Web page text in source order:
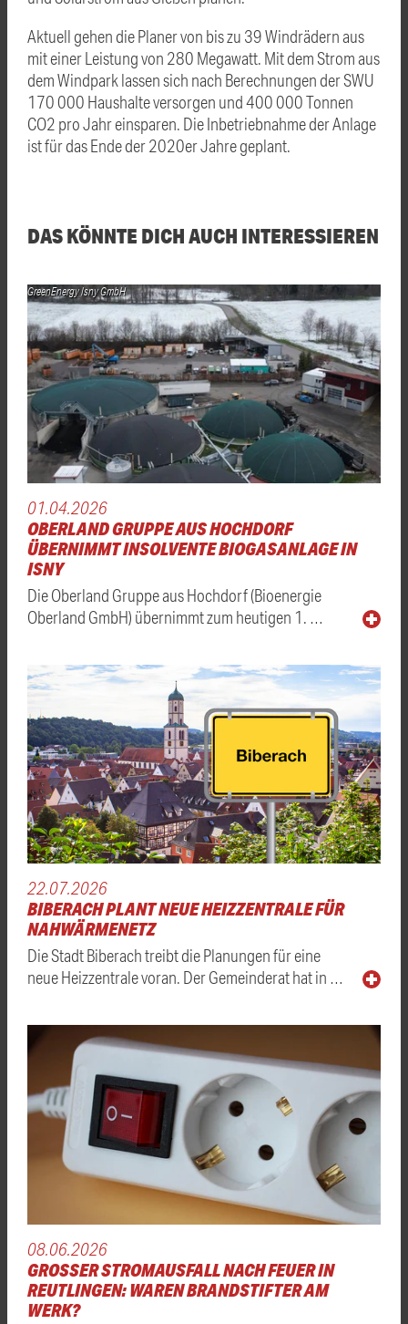
Aktuell gehen die Planer von bis zu 39 Windrädern aus
mit einer Leistung von 280 Megawatt. Mit dem Strom aus
dem Windpark lassen sich nach Berechnungen der SWU
170 000 Haushalte versorgen und 400 000 Tonnen
CO2 pro Jahr einsparen. Die Inbetriebnahme der Anlage
ist für das Ende der 2020er Jahre geplant.
DAS KÖNNTE DICH AUCH INTERESSIEREN
GreenEnergy Isny GmbH
01.04.2026
OBERLAND GRUPPE AUS HOCHDORF
ÜBERNIMMT INSOLVENTE BIOGASANLAGE IN
ISNY
Die Oberland Gruppe aus Hochdorf (Bioenergie
Oberland GmbH) übernimmt zum heutigen 1. …
22.07.2026
BIBERACH PLANT NEUE HEIZZENTRALE FÜR
NAHWÄRMENETZ
Die Stadt Biberach treibt die Planungen für eine
neue Heizzentrale voran. Der Gemeinderat hat in …
08.06.2026
GROSSER STROMAUSFALL NACH FEUER IN R
EUTLINGEN: WAREN BRANDSTIFTER AM W
ERK?